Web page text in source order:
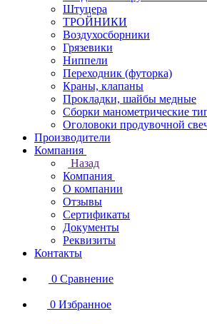
Штуцера
ТРОЙНИКИ
Воздухосборники
Грязевики
Ниппели
Переходник (футорка)
Краны, клапаны
Прокладки, шайбы медные
Сборки манометрические
Оголовоки продувочной
Производители
Компания
Назад
Компания
О компании
Отзывы
Сертификаты
Документы
Реквизиты
Контакты
0 Сравнение
0 Избранное